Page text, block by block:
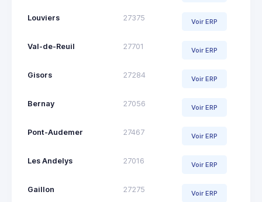
Louviers 27375 Voir ERP
Val-de-Reuil 27701 Voir ERP
Gisors 27284 Voir ERP
Bernay 27056 Voir ERP
Pont-Audemer 27467 Voir ERP
Les Andelys 27016 Voir ERP
Gaillon 27275 Voir ERP